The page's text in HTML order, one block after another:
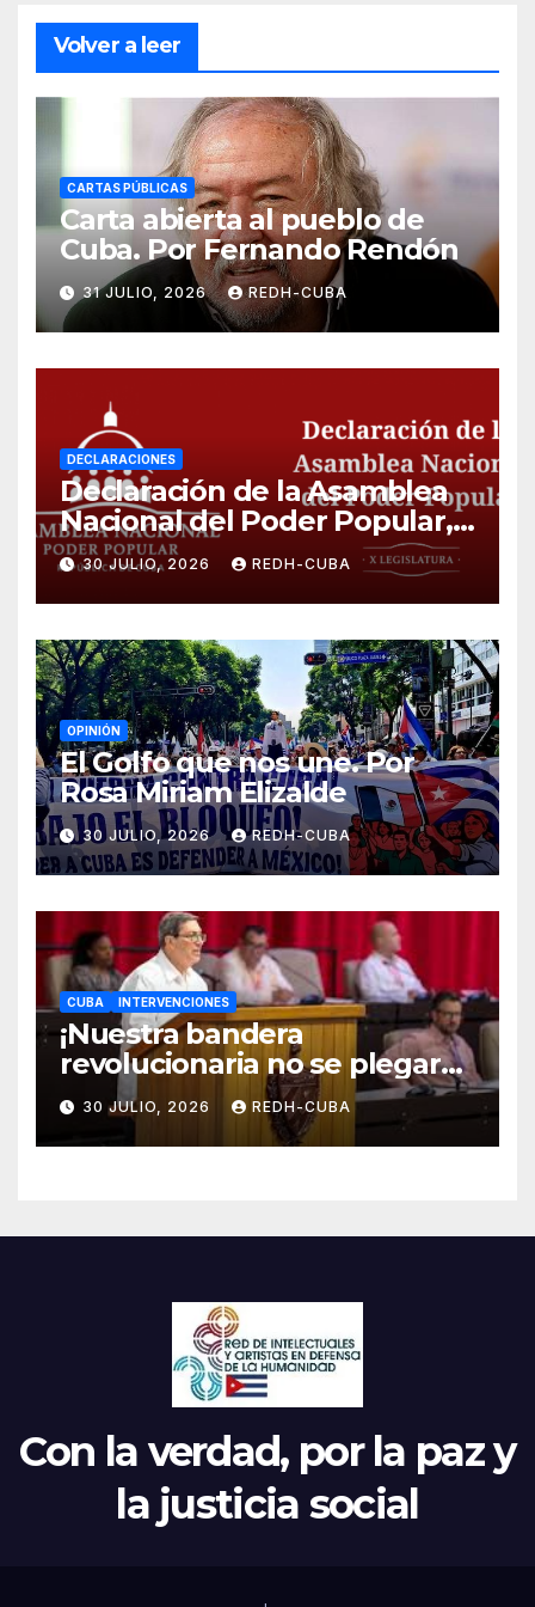
Volver a leer
CARTAS PÚBLICAS
Carta abierta al pueblo de
Cuba. Por Fernando Rendón
31 JULIO, 2026 REDH-CUBA
DECLARACIONES
Declaración de la Asamblea
Nacional del Poder Popular,
¡Cesen el cerco energético y
el castigo colectivo al pueblo
cubano!
30 JULIO, 2026 REDH-CUBA
OPINIÓN
El Golfo que nos une. Por
Rosa Miriam Elizalde
30 JULIO, 2026 REDH-CUBA
CUBA INTERVENCIONES
¡Nuestra bandera
revolucionaria no se plegará
jamás! Por Bruno Rodríguez
Parrilla
30 JULIO, 2026 REDH-CUBA
Con la verdad, por la paz y
la justicia social